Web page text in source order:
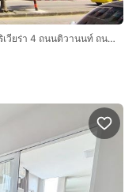
คอนโดมิเนียม 77.69 ตร.ม. เลควิว คอนโดมิเนียม ริเวียร่า 4 ถนนติวานนท์ ถนนบอนด์สตรีท ปากเกร็ด นนทบุรี